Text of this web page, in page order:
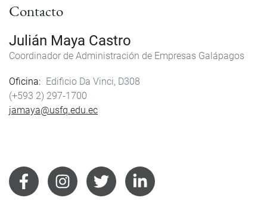
Contacto
Julián Maya Castro
Coordinador de Administración de Empresas Galápagos
Oficina
Edificio Da Vinci, D308
(+593 2) 297-1700
jamaya@usfq.edu.ec